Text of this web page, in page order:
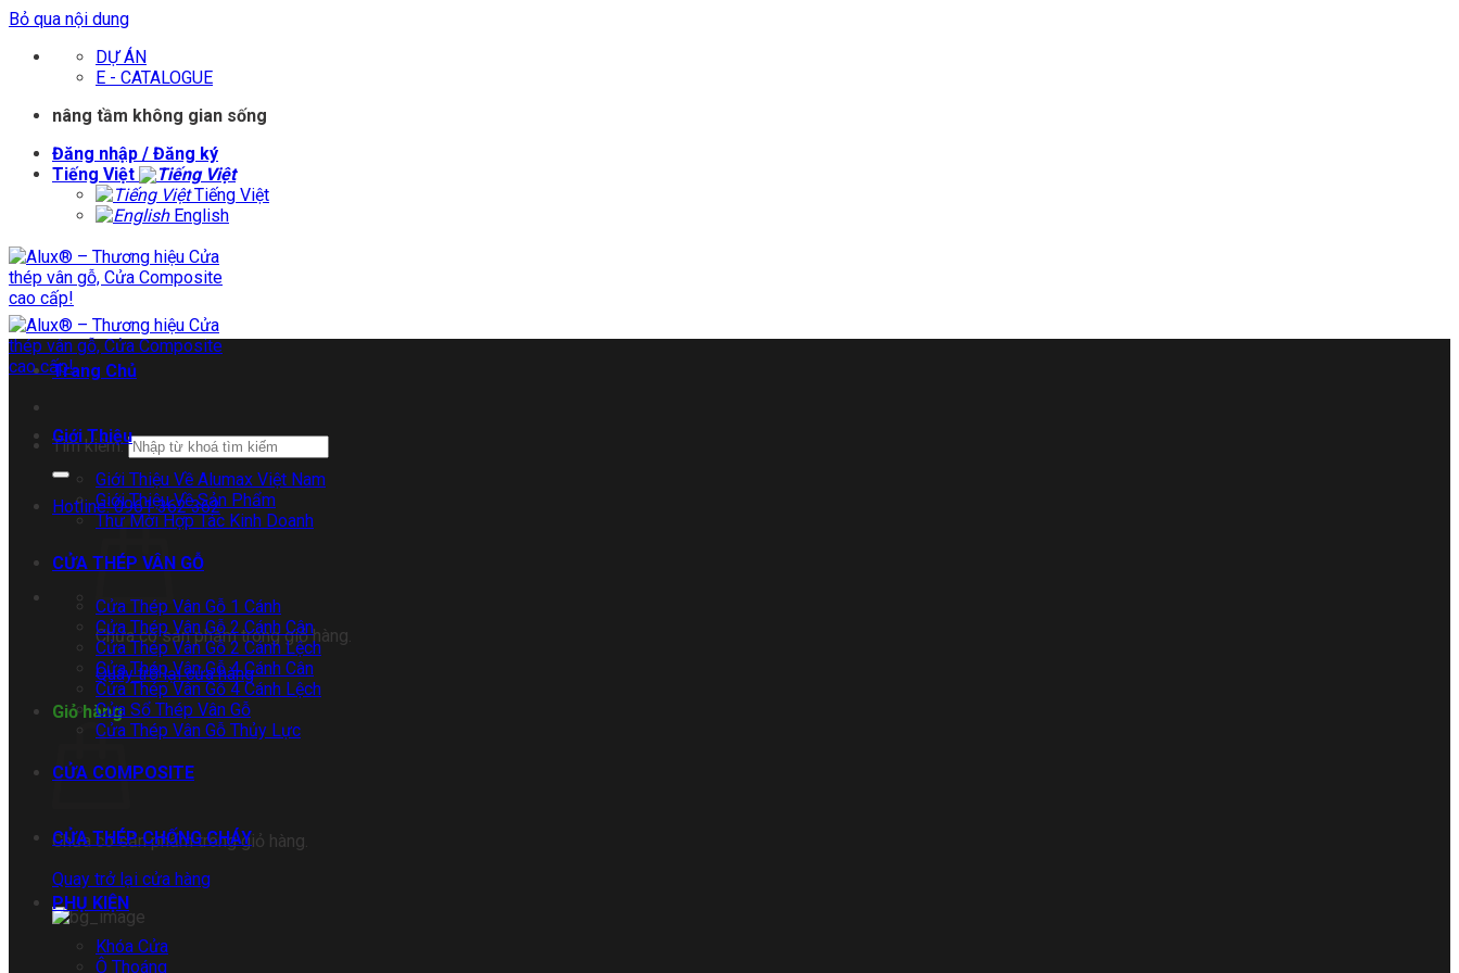
Bỏ qua nội dung
DỰ ÁN
E - CATALOGUE
nâng tầm không gian sống
Đăng nhập / Đăng ký
Tiếng Việt
Tiếng Việt
English
Tìm kiếm:
Hotline: 0961 362 362
Chưa có sản phẩm trong giỏ hàng.
Quay trở lại cửa hàng
Giỏ hàng
Chưa có sản phẩm trong giỏ hàng.
Quay trở lại cửa hàng
Trang Chủ
Giới Thiệu
Giới Thiệu Về Alumax Việt Nam
Giới Thiệu Về Sản Phẩm
Thư Mời Hợp Tác Kinh Doanh
CỬA THÉP VÂN GỖ
Cửa Thép Vân Gỗ 1 Cánh
Cửa Thép Vân Gỗ 2 Cánh Cân
Cửa Thép Vân Gỗ 2 Cánh Lệch
Cửa Thép Vân Gỗ 4 Cánh Cân
Cửa Thép Vân Gỗ 4 Cánh Lệch
Cửa Sổ Thép Vân Gỗ
Cửa Thép Vân Gỗ Thủy Lực
CỬA COMPOSITE
CỬA THÉP CHỐNG CHÁY
PHỤ KIỆN
Khóa Cửa
Ô Thoáng